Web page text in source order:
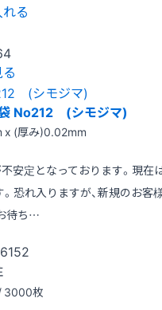
る
袋 No212 (シモジマ)
x (厚み)0.02mm
安定となっております。現在
恐れ入りますが、新規のお客
待ち…
3000枚